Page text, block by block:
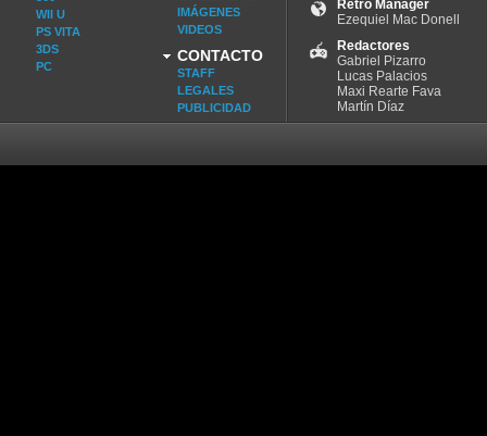
WII U
PS VITA
3DS
PC
IMÁGENES
VIDEOS
CONTACTO
STAFF
LEGALES
PUBLICIDAD
Retro Manager
Ezequiel Mac Donell
Redactores
Gabriel Pizarro
Lucas Palacios
Maxi Rearte Fava
Martín Díaz